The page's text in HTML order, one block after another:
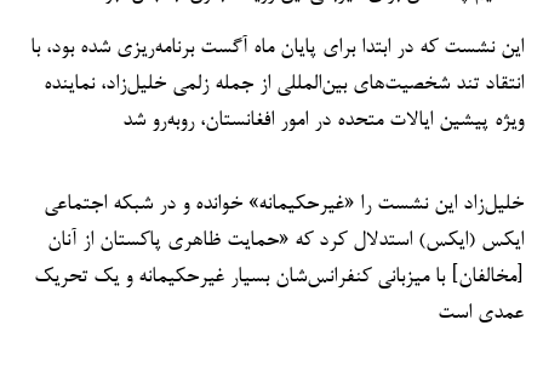
این نشست که در ابتدا برای پایان ماه آگست برنامه‌ریزی شده بود، با
انتقاد تند شخصیت‌های بین‌المللی از جمله زلمی خلیل‌زاد، نماینده
ویژه پیشین ایالات متحده در امور افغانستان، روبه‌رو شد
خلیل‌زاد این نشست را «غیرحکیمانه» خوانده و در شبکه اجتماعی
ایکس (ایکس) استدلال کرد که «حمایت ظاهری پاکستان از آنان
[مخالفان] با میزبانی کنفرانس‌شان بسیار غیرحکیمانه و یک تحریک
عمدی است